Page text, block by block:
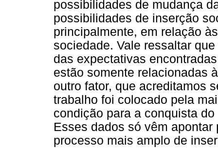
possibilidades de mudança
possibilidades de inserção
principalmente, em relação
sociedade. Vale ressaltar
das expectativas
estão somente relacionadas
outro fator, que acreditamos
trabalho foi colocado pela
condição para a conquista
Esses dados só vêm
processo mais amplo de